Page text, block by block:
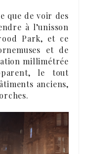
que de voir des
à l’unisson
Park, et ce
et de
millimétrée
le tout
anciens,